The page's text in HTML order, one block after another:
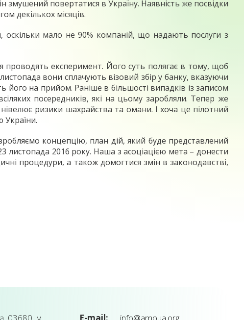
повертатися в Україну. Наявність же посвідки
декількох місяців.
оскільки мало не 90% компаній, що надають послуги з
проводять експеримент. Його суть полягає в тому, щоб
вони сплачують візовий збір у банку, вказуючи
його на прийом. Раніше в більшості випадків із записом
посередників, які на цьому заробляли. Тепер же
ризики шахрайства та омани. І хоча це пілотний
України.
концепцію, план дій, який буде представлений
листопада 2016 року. Наша з асоціацією мета – донести
процедури, а також домогтися змін в законодавстві,